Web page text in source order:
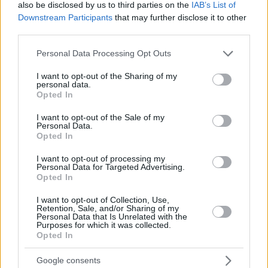
also be disclosed by us to third parties on the IAB’s List of
Downstream Participants that may further disclose it to other
Please note that this website/app uses one or more Google
not limited to your visit or usage behaviour. You may click to
grant or deny consent to Google and its third-party tags to
use your data for below specified purposes in below Google
consent section.
Personal Data Processing Opt Outs
I want to opt-out of the Sharing of my
personal data.
Opted In
I want to opt-out of the Sale of my
Personal Data.
Opted In
I want to opt-out of processing my
Personal Data for Targeted Advertising.
Opted In
I want to opt-out of Collection, Use,
Retention, Sale, and/or Sharing of my
Personal Data that Is Unrelated with the
Purposes for which it was collected.
Opted In
Google consents
Arbeit zu leisten sei. “Der erste Schritt wird von der neuen
Regierung selbst kommen, und von dort aus werden wir
weitermachen”, fügte sie hinzu.
Der Sprecher der Europäischen Kommission, Balázs Ujvári,
Ungarn eingefroren seien, darunter 7,6 Milliarden im Rahmen
der Kohäsionspolitik und 10,4 Milliarden aus der RRF.
Höchste Priorität
Peter Magyar, Vorsitzender der Tisza-Partei, sagte am
der Präsidentin der Europäischen Kommission Ursula von der
Leyen geführt. “Wir waren uns einig, dass die Freigabe der
EU-Mittel, die für das ungarische Volk bestimmt sind, aber
eingefroren wurden, oberste Priorität hat”, sagte Magyar auf
Facebook.
Unter Bezugnahme auf die Ergebnisse der Parlamentswahlen
fügte er hinzu, dass die Regierung Tisza nun die notwendigen
politischen Entscheidungen im Interesse der ungarischen